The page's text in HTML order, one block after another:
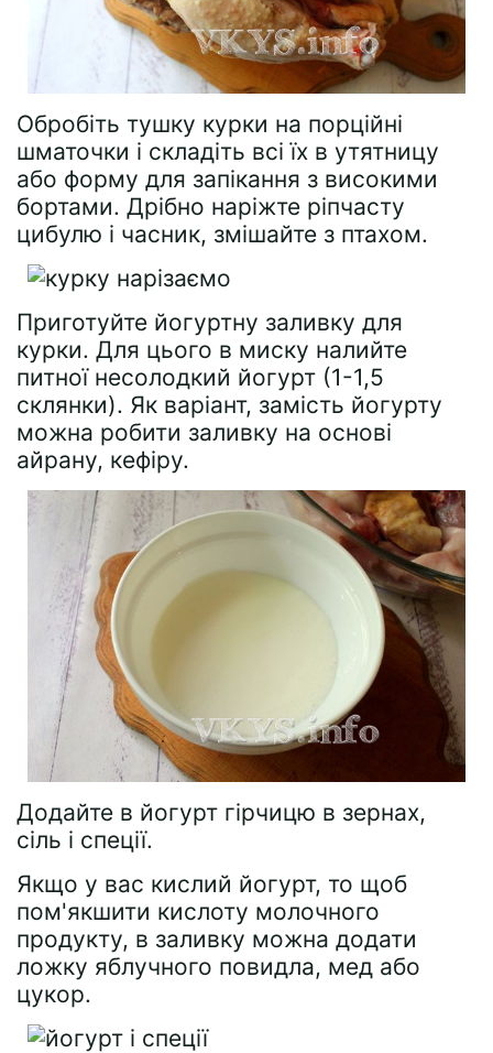
Обробіть тушку курки на порційні
шматочки і складіть всі їх в утятницу
або форму для запікання з високими
бортами. Дрібно наріжте ріпчасту
цибулю і часник, змішайте з птахом.
Приготуйте йогуртну заливку для
курки. Для цього в миску налийте
питної несолодкий йогурт (1-1,5
склянки). Як варіант, замість йогурту
можна робити заливку на основі
айрану, кефіру.
Додайте в йогурт гірчицю в зернах,
сіль і спеції.
Якщо у вас кислий йогурт, то щоб
пом'якшити кислоту молочного
продукту, в заливку можна додати
ложку яблучного повидла, мед або
цукор.